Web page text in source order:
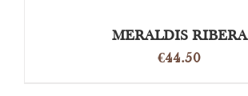
MERALDIS RIBERA
€44.50